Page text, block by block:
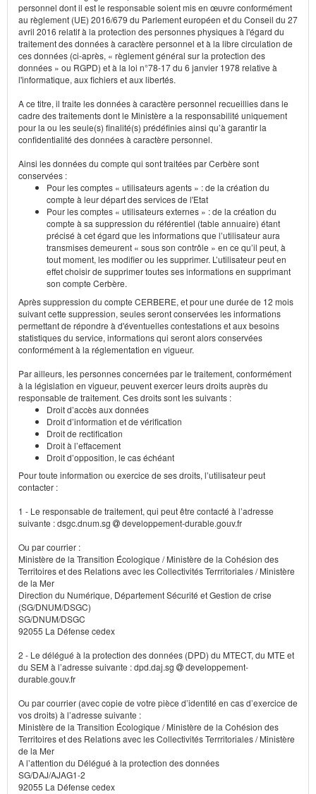
personnel dont il est le responsable soient mis en œuvre conformément
au règlement (UE) 2016/679 du Parlement européen et du Conseil du 27
avril 2016 relatif à la protection des personnes physiques à l'égard du
traitement des données à caractère personnel et à la libre circulation de
ces données (ci-après, « règlement général sur la protection des
données » ou RGPD) et à la loi n°78-17 du 6 janvier 1978 relative à
l'informatique, aux fichiers et aux libertés.
A ce titre, il traite les données à caractère personnel recueillies dans le
cadre des traitements dont le Ministère a la responsabilité uniquement
pour la ou les seule(s) finalité(s) prédéfinies ainsi qu’à garantir la
confidentialité des données à caractère personnel.
Ainsi les données du compte qui sont traitées par Cerbère sont
conservées :
Pour les comptes « utilisateurs agents » : de la création du
compte à leur départ des services de l'Etat
Pour les comptes « utilisateurs externes » : de la création du
compte à sa suppression du référentiel (table annuaire) étant
précisé à cet égard que les informations que l’utilisateur aura
transmises demeurent « sous son contrôle » en ce qu’il peut, à
tout moment, les modifier ou les supprimer. L’utilisateur peut en
effet choisir de supprimer toutes ses informations en supprimant
son compte Cerbère.
Après suppression du compte CERBERE, et pour une durée de 12 mois
suivant cette suppression, seules seront conservées les informations
permettant de répondre à d'éventuelles contestations et aux besoins
statistiques du service, informations qui seront alors conservées
conformément à la réglementation en vigueur.
Par ailleurs, les personnes concernées par le traitement, conformément
à la législation en vigueur, peuvent exercer leurs droits auprès du
responsable de traitement. Ces droits sont les suivants :
Droit d’accès aux données
Droit d’information et de vérification
Droit de rectification
Droit à l’effacement
Droit d’opposition, le cas échéant
Pour toute information ou exercice de ses droits, l’utilisateur peut
contacter :
1 - Le responsable de traitement, qui peut être contacté à l’adresse
suivante : dsgc.dnum.sg
developpement-durable.gouv.fr
Ou par courrier :
Ministère de la Transition Écologique / Ministère de la Cohésion des
Territoires et des Relations avec les Collectivités Terrritoriales / Ministère
de la Mer
Direction du Numérique, Département Sécurité et Gestion de crise
(SG/DNUM/DSGC)
SG/DNUM/DSGC
92055 La Défense cedex
2 - Le délégué à la protection des données (DPD) du MTECT, du MTE et
du SEM à l’adresse suivante : dpd.daj.sg
developpement-
durable.gouv.fr
Ou par courrier (avec copie de votre pièce d’identité en cas d’exercice de
vos droits) à l’adresse suivante :
Ministère de la Transition Écologique / Ministère de la Cohésion des
Territoires et des Relations avec les Collectivités Terrritoriales / Ministère
de la Mer
A l’attention du Délégué à la protection des données
SG/DAJ/AJAG1-2
92055 La Défense cedex